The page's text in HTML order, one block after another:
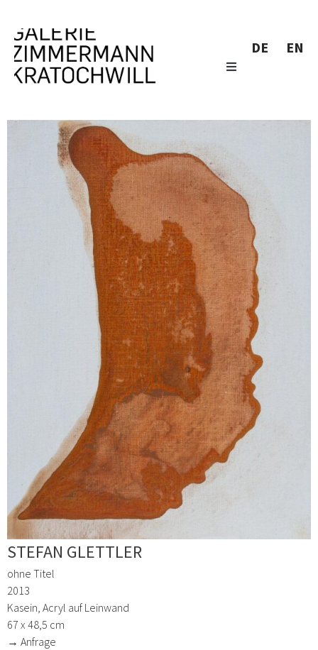
DE EN
STEFAN GLETTLER
ohne Titel
2013
Kasein, Acryl auf Leinwand
67 x 48,5 cm
→ Anfrage